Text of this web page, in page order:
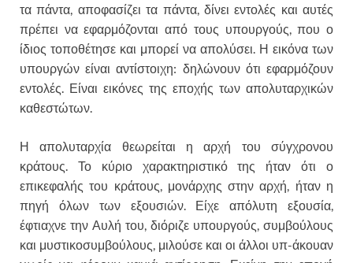
τα πάντα, αποφασίζει τα πάντα, δίνει εντολές και αυτές
πρέπει να εφαρμόζονται από τους υπουργούς, που ο
ίδιος τοποθέτησε και μπορεί να απολύσει. Η εικόνα των
υπουργών είναι αντίστοιχη: δηλώνουν ότι εφαρμόζουν
εντολές. Είναι εικόνες της εποχής των απολυταρχικών
καθεστώτων.
Η απολυταρχία θεωρείται η αρχή του σύγχρονου
κράτους. Το κύριο χαρακτηριστικό της ήταν ότι ο
επικεφαλής του κράτους, μονάρχης στην αρχή, ήταν η
πηγή όλων των εξουσιών. Είχε απόλυτη εξουσία,
έφτιαχνε την Αυλή του, διόριζε υπουργούς, συμβούλους
και μυστικοσυμβούλους, μιλούσε και οι άλλοι υπ-άκουαν